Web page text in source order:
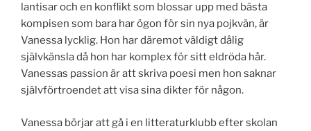
lantisar och en konflikt som blossar upp med bästa
kompisen som bara har ögon för sin nya pojkvän, är
Vanessa lycklig. Hon har däremot väldigt dålig
självkänsla då hon har komplex för sitt eldröda hår.
Vanessas passion är att skriva poesi men hon saknar
självförtroendet att visa sina dikter för någon.
Vanessa börjar att gå i en litteraturklubb efter skolan